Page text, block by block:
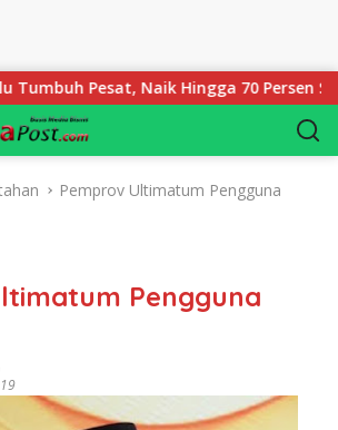
Pesat, Naik Hingga 70 Persen Sejak
Pemprov Ultimatum Pengguna
Pengguna